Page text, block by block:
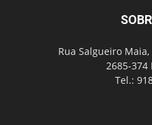
Rua Salgueiro Maia,
2685-374
Tel.: